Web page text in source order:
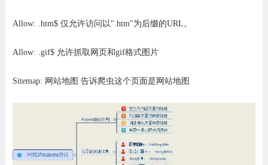
Allow: .htm$ 仅允许访问以".htm"为后缀的URL。
Allow: .gif$ 允许抓取网页和gif格式图片
Sitemap: 网站地图 告诉爬虫这个页面是网站地图